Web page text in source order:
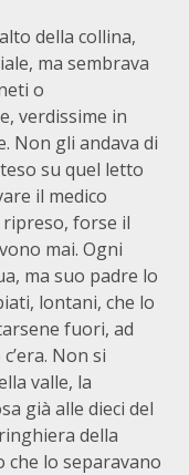
della collina,
ma sembrava
o
verdissime in
Non gli andava di
su quel letto
il medico
forse il
mai. Ogni
ma suo padre lo
lontani, che lo
fuori, ad
Non si
valle, la
già alle dieci del
della
che lo separavano